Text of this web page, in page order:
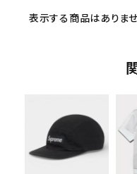
表示する商品はありませ